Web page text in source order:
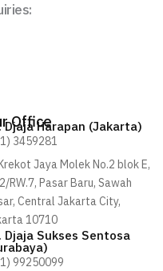
Office
Djaja Harapan (Jakarta)
3459281
Jaya Molek No.2 blok E,
RW.7, Pasar Baru, Sawah
Central Jakarta City,
10710
Djaja Sukses Sentosa
99250099